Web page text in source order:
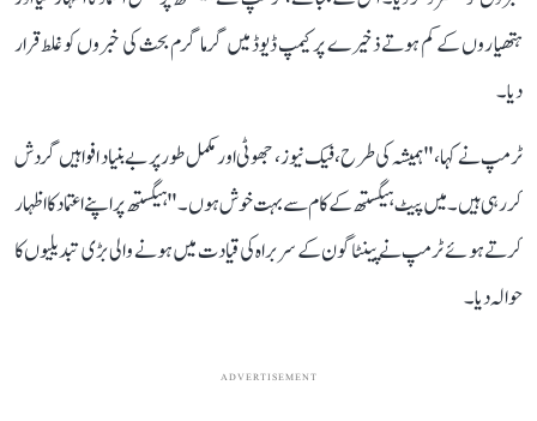
ہتھیاروں کے کم ہوتے ذخیرے پر کیمپ ڈیوڈ میں گرما گرم بحث کی خبروں کو غلط قرار
دیا۔
ٹرمپ نے کہا، "ہمیشہ کی طرح، فیک نیوز ، جھوٹی اور مکمل طور پر بے بنیاد افواہیں گردش
کر رہی ہیں۔ میں پیٹ ہیگستھ کے کام سے بہت خوش ہوں۔" ہیگستھ پر اپنے اعتماد کا اظہار
کرتے ہوئے ٹرمپ نے پینٹاگون کے سربراہ کی قیادت میں ہونے والی بڑی تبدیلیوں کا
حوالہ دیا۔
ADVERTISEMENT